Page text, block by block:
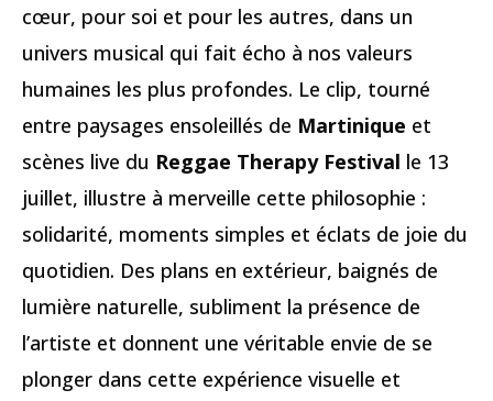
cœur, pour soi et pour les autres, dans un
univers musical qui fait écho à nos valeurs
humaines les plus profondes. Le clip, tourné
entre paysages ensoleillés de Martinique et
scènes live du Reggae Therapy Festival le 13
juillet, illustre à merveille cette philosophie :
solidarité, moments simples et éclats de joie du
quotidien. Des plans en extérieur, baignés de
lumière naturelle, subliment la présence de
l’artiste et donnent une véritable envie de se
plonger dans cette expérience visuelle et